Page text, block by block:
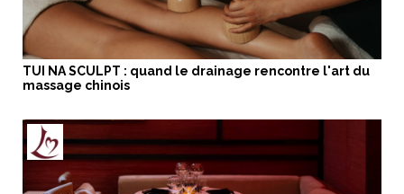
TUI NA SCULPT : quand le drainage rencontre l'art du
massage chinois